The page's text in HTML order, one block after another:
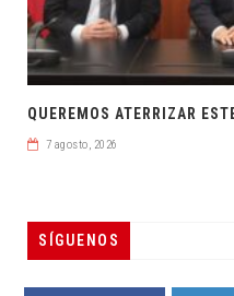
7 agosto, 2026
SÍGUENOS